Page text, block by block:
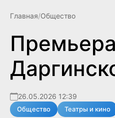
Главная/Общество
26.05.2026 12:39
Общество Театры и кино